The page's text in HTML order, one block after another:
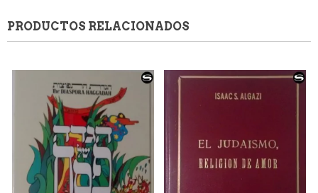
PRODUCTOS RELACIONADOS